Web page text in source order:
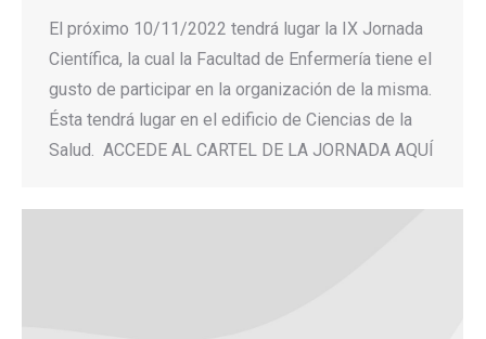
El próximo 10/11/2022 tendrá lugar la IX Jornada
Científica, la cual la Facultad de Enfermería tiene el
gusto de participar en la organización de la misma.
Ésta tendrá lugar en el edificio de Ciencias de la
Salud. ACCEDE AL CARTEL DE LA JORNADA AQUÍ